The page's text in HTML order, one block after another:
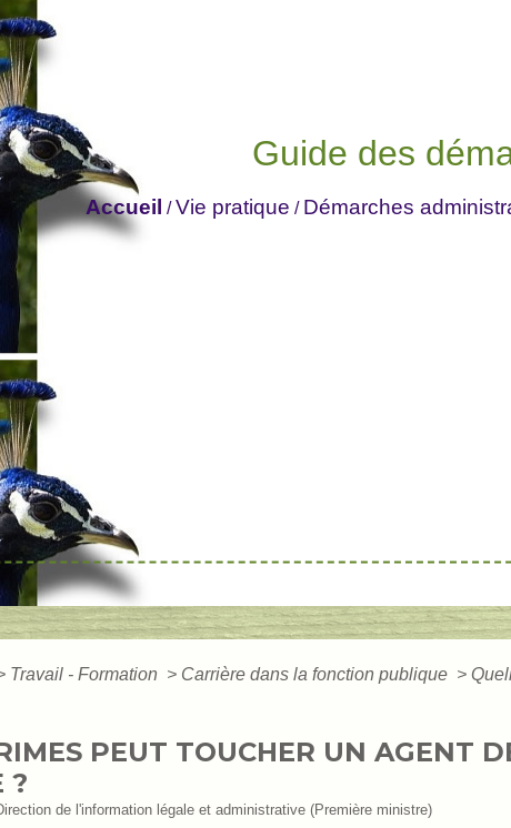
Guide des
Accueil /Vie pratique / Démarches
Travail - Formation > Carrière dans la fonction publique >
PEUT TOUCHER UN AGENT
?
de l'information légale et administrative (Première ministre)